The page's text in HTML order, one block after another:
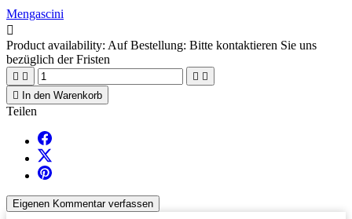
Mengascini

Product availability: Auf Bestellung: Bitte kontaktieren Sie uns
bezüglich der Fristen
   
 In den Warenkorb
Teilen
Eigenen Kommentar verfassen